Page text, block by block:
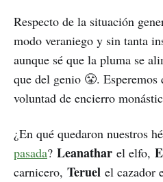
Respecto de la situación
modo veraniego y sin tanta
aunque sé que la pluma se
que del genio 😤.
voluntad de encierro
¿En qué quedaron nuestros
pasada? Leanathar el elfo,
carnicero, Teruel el cazador